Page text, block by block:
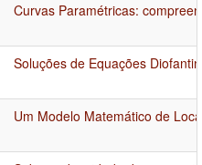
Curvas Paramétricas:
Soluções de Equações
Um Modelo Matemático de